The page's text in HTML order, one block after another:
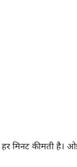
मिनट कीमती है।